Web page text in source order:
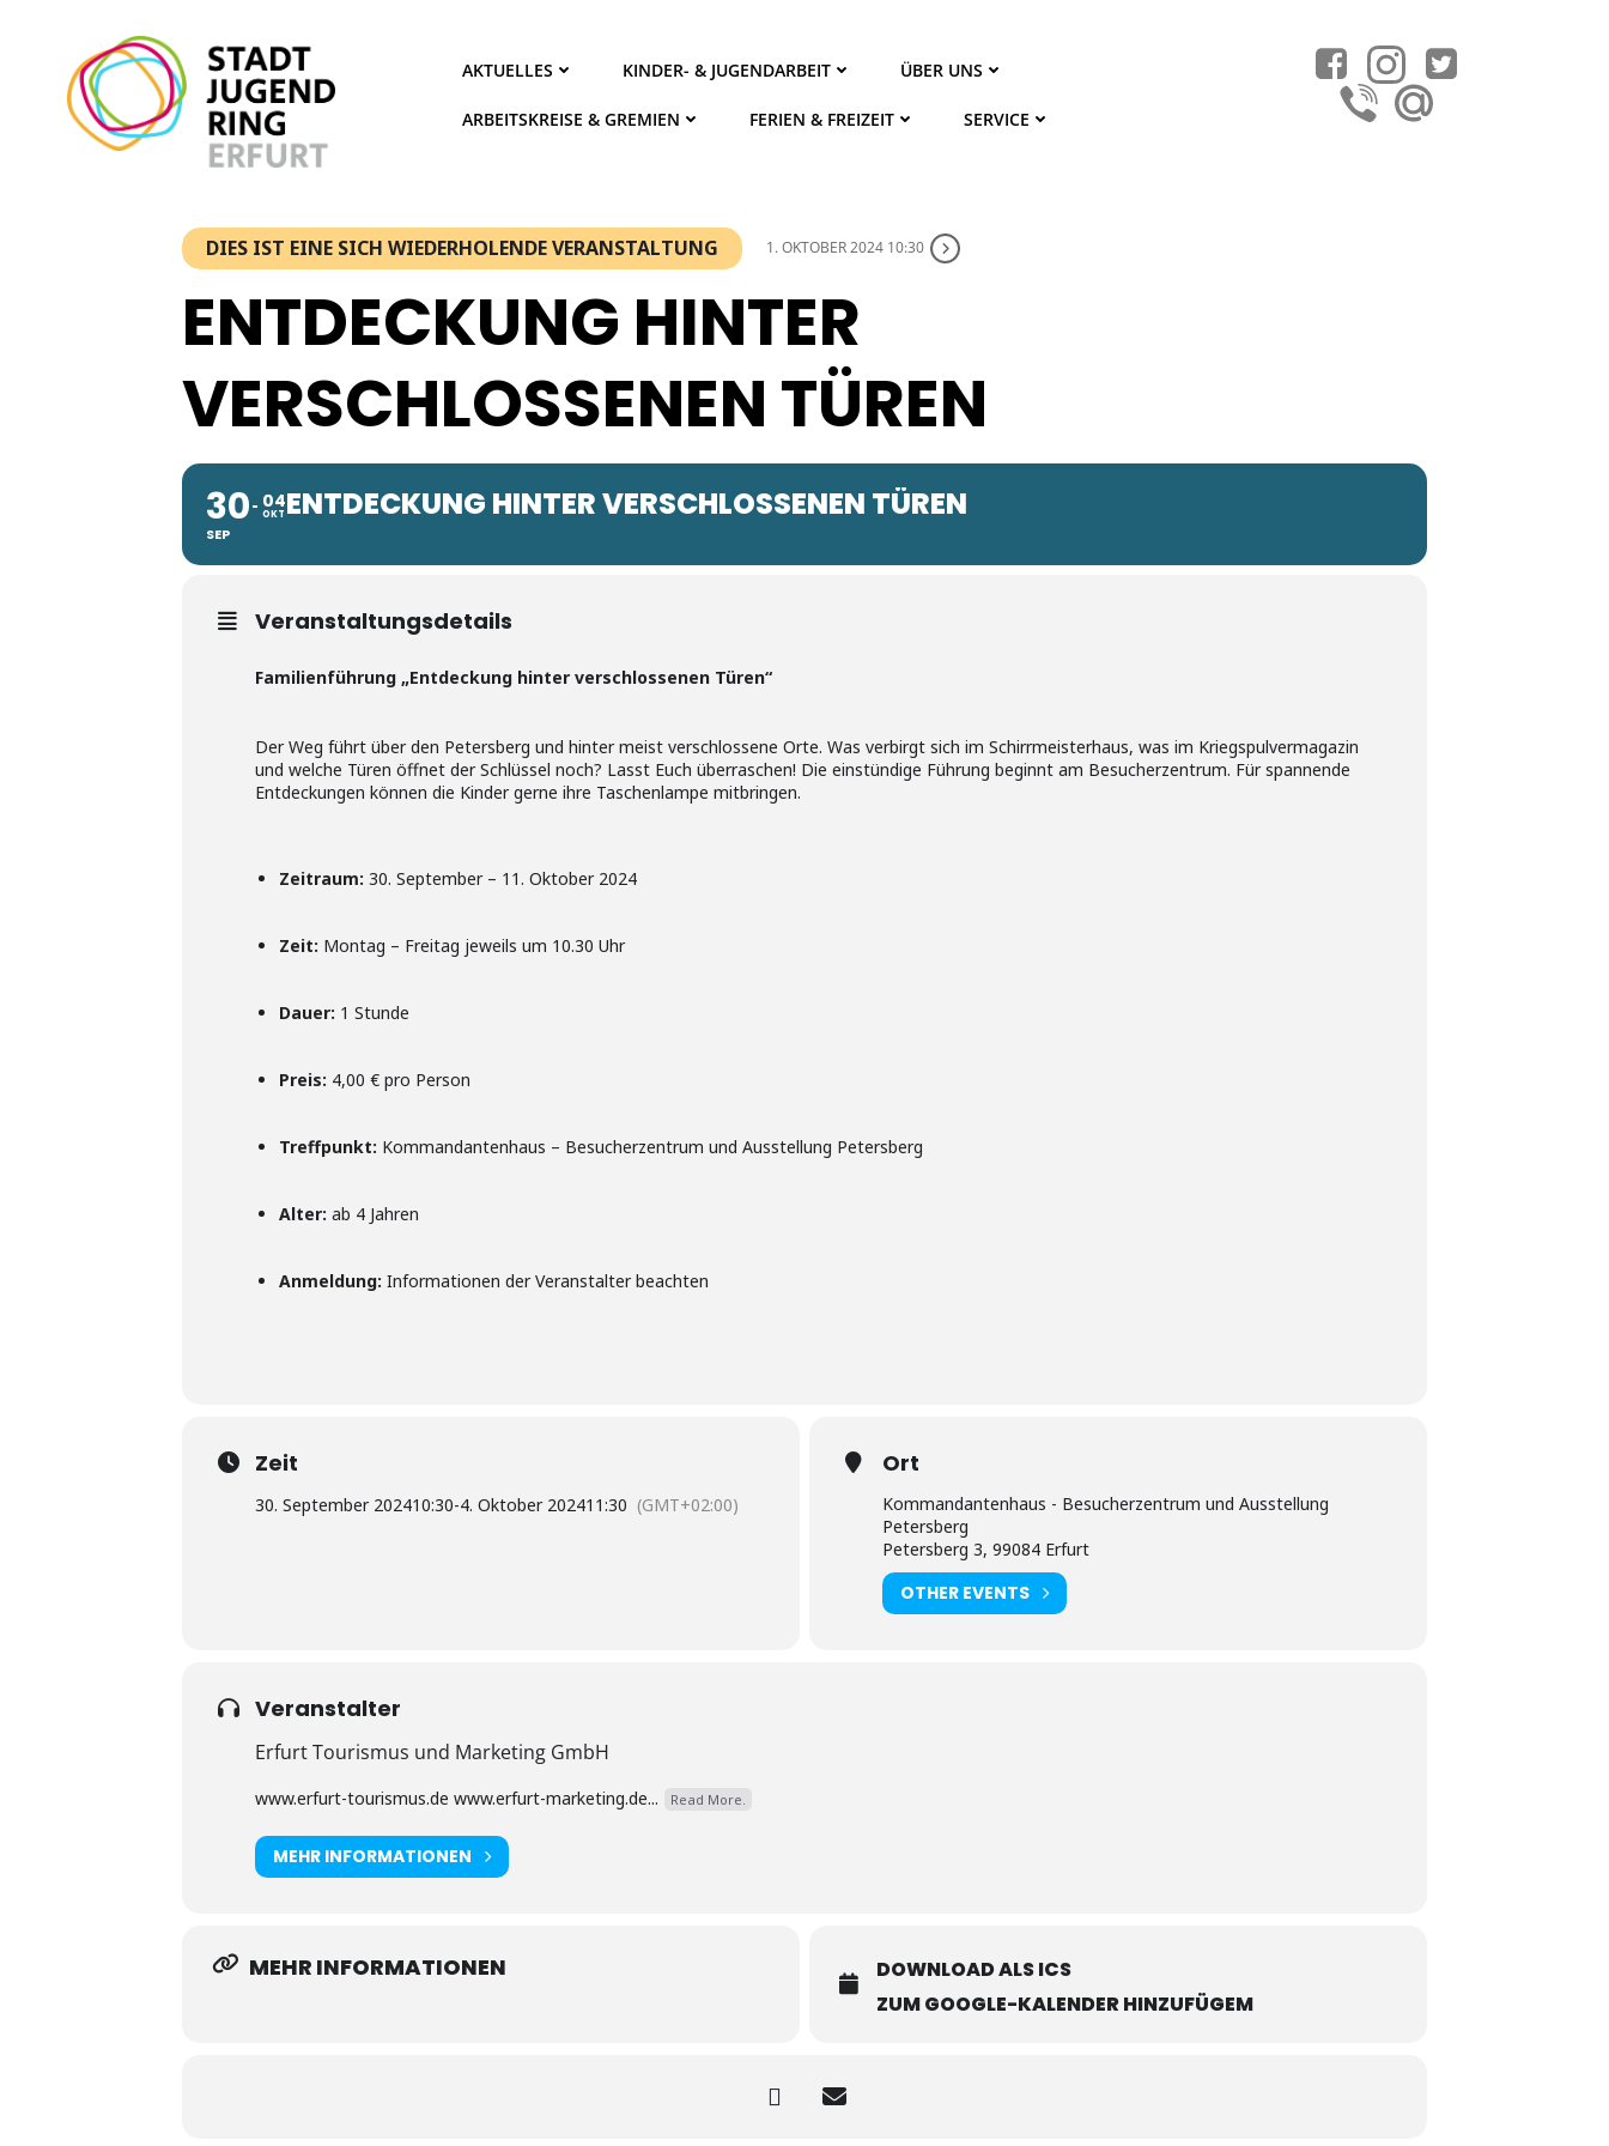
springen
AKTUELLES KINDER- & JUGENDARBEIT ÜBER UNS
ARBEITSKREISE & GREMIEN FERIEN & FREIZEIT SERVICE
DIES IST EINE SICH WIEDERHOLENDE VERANSTALTUNG 1. OKTOBER 2024 10:30
ENTDECKUNG HINTER
VERSCHLOSSENEN TÜREN
30
SEP
04
OKT ENTDECKUNG HINTER VERSCHLOSSENEN TÜREN
Veranstaltungsdetails
Familienführung „Entdeckung hinter verschlossenen Türen“
Der Weg führt über den Petersberg und hinter meist verschlossene Orte. Was verbirgt sich im Schirrmeisterhaus, was im Kriegspulvermagazin
und welche Türen öffnet der Schlüssel noch? Lasst Euch überraschen! Die einstündige Führung beginnt am Besucherzentrum. Für spannende
Entdeckungen können die Kinder gerne ihre Taschenlampe mitbringen.
Zeitraum: 30. September – 11. Oktober 2024
Zeit: Montag – Freitag jeweils um 10.30 Uhr
Dauer: 1 Stunde
Preis: 4,00 € pro Person
Treffpunkt: Kommandantenhaus – Besucherzentrum und Ausstellung Petersberg
Alter: ab 4 Jahren
Anmeldung: Informationen der Veranstalter beachten
Zeit
30. September 202410:30-4. Oktober 202411:30 (GMT+02:00)
Ort
Kommandantenhaus - Besucherzentrum und Ausstellung
Petersberg
Petersberg 3, 99084 Erfurt
OTHER EVENTS
Veranstalter
Erfurt Tourismus und Marketing GmbH
www.erfurt-tourismus.de www.erfurt-marketing.de... Read More.
MEHR INFORMATIONEN
MEHR INFORMATIONEN
DOWNLOAD ALS ICS
ZUM GOOGLE-KALENDER HINZUFÜGEM